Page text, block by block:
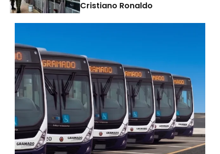
Cristiano Ronaldo